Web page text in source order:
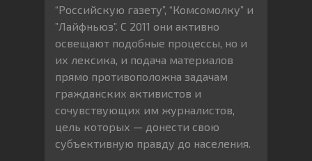
“Российскую газету”, “Комсомолку” и
”Лайфньюз”. С 2011 они активно
освещают подобные процессы, но и
их лексика, и подача материалов
прямо противоположна задачам
гражданских активистов и
сочувствующих им журналистов,
цель которых — донести свою
субъективную правду до населения.